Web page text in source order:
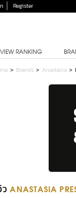
Register
RANKING
> Brands > Anastasia >
ANASTASIA